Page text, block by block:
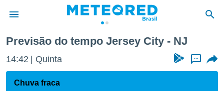
da
Previsão do tempo Jersey City - NJ
14:42 Quinta ...
Chuva fraca